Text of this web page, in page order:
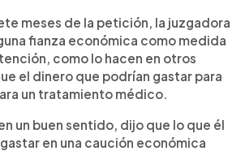
meses de la petición, la juzgadora
fianza económica como medida
como lo hacen en otros
el dinero que podrían gastar para
un tratamiento médico.
un buen sentido, dijo que lo que él
en una caución económica